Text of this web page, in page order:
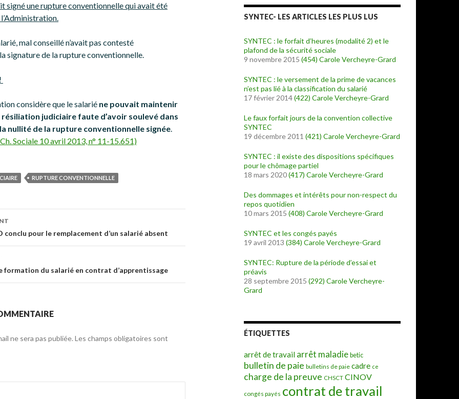
signé une rupture conventionnelle qui avait été
mal conseillé n’avait pas contesté
signature de la rupture conventionnelle.
considère que le salarié ne pouvait maintenir
résiliation judiciaire faute d’avoir soulevé dans
la nullité de la rupture conventionnelle signée.
Sociale 10 avril 2013, n° 11-15.651)
RUPTURE CONVENTIONNELLE
conclu pour le remplacement d’un salarié absent
formation du salarié en contrat d’apprentissage
ne sera pas publiée. Les champs obligatoires sont
SYNTEC- LES ARTICLES LES PLUS LUS
SYNTEC : le forfait d’heures (modalité 2) et le
plafond de la sécurité sociale
9 novembre 2015 (454) Carole Vercheyre-Grard
SYNTEC : le versement de la prime de vacances
n’est pas lié à la classification du salarié
17 février 2014(422) Carole Vercheyre-Grard
Le faux forfait jours de la convention collective
SYNTEC
19 décembre 2011 (421) Carole Vercheyre-Grard
SYNTEC : il existe des dispositions spécifiques
pour le chômage partiel
18 mars 2020(417) Carole Vercheyre-Grard
Des dommages et intérêts pour non-respect du
repos quotidien
10 mars 2015 (408) Carole Vercheyre-Grard
SYNTEC et les congés payés
19 avril 2013 (384) Carole Vercheyre-Grard
SYNTEC: Rupture de la période d’essai et
préavis
28 septembre 2015 (292) Carole Vercheyre-
Grard
ÉTIQUETTES
arrêt de travail arrêt maladie betic
bulletin de paie bulletins de paie cadre ce
charge de la preuve CHSCT CINOV
congés payés contrat de travail